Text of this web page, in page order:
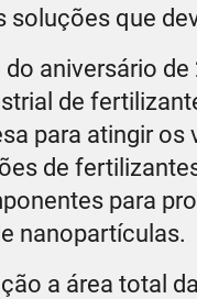
soluções que
aniversário
de
para atingir
de
para
nanopartículas.
a área total